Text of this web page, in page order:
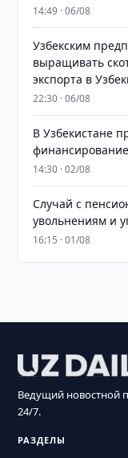
14:49 · 06/08
Узбекским
выращивать
экспорта в
22:30 · 06/08
В Узбекистане
14:30 · 02/08
Случай с
увольнениям и
16:15 · 01/08
Ведущий новостной
24/7.
РАЗДЕЛЫ